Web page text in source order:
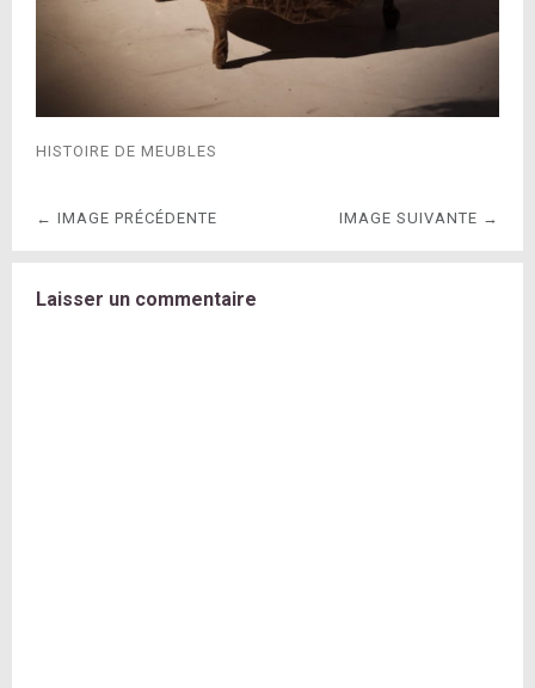
HISTOIRE DE MEUBLES
← IMAGE PRÉCÉDENTE IMAGE SUIVANTE →
Laisser un commentaire